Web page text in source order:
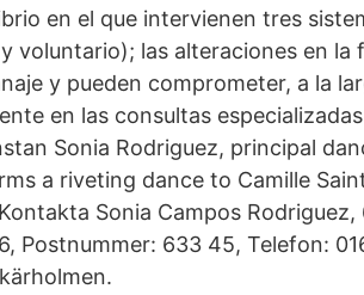
en el que intervienen tres
voluntario); las alteraciones en
y pueden comprometer, a la
en las consultas
Sonia Rodriguez, principal
a riveting dance to Camille
Sonia Campos Rodriguez,
Postnummer: 633 45, Telefon: